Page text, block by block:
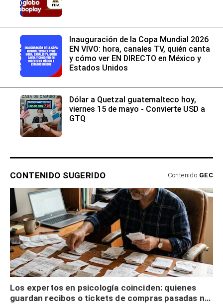
Inauguración de la Copa Mundial 2026
EN VIVO: hora, canales TV, quién canta
y cómo ver EN DIRECTO en México y
Estados Unidos
Dólar a Quetzal guatemalteco hoy,
viernes 15 de mayo - Convierte USD a
GTQ
CONTENIDO SUGERIDO Contenido GEC
Los expertos en psicología coinciden: quienes
guardan recibos o tickets de compras pasadas no